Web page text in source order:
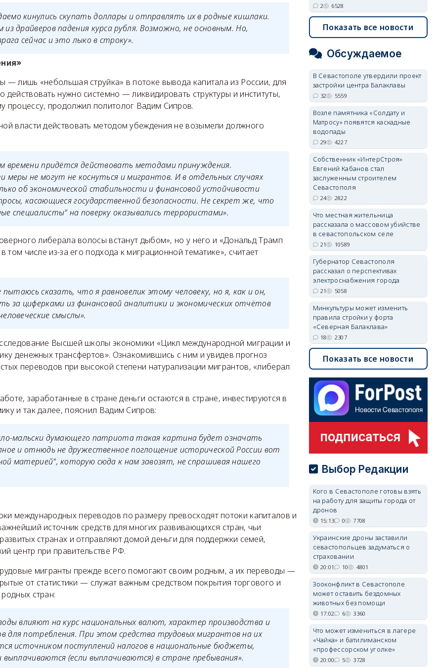
кинулись скупать доллары и отправлять их в родные кишлаки.
драйверов падения курса рубля. Возможно, не основным. Но,
сейчас и это лыко в строку».
— лишь «небольшая струйка» в потоке вывода капитала из России, для
действовать нужно системно — ликвидировать структуры и институты,
процессу, продолжил политолог Вадим Сипров.
власти действовать методом убеждения не возымели должного
времени придётся действовать методами принуждения.
меры не могут не коснуться и мигрантов. И в отдельных случаях
об экономической стабильности и финансовой устойчивости
касающиеся государственной безопасности. Не секрет же, что
специалисты" на поверку оказывались террористами».
либерала волосы встанут дыбом», но у него и «Дональд Трамп
том числе из-за его подхода к миграционной тематике», считает
пытаюсь сказать, что я равновелик этому человеку, но я, как и он,
за циферками из финансовой аналитики и экономических отчётов
смыслы».
Высшей школы экономики «Цикл международной миграции и
денежных трансфертов». Ознакомившись с ним и увидев прогноз
переводов при высокой степени натурализации мигрантов, «либерал
заработанные в стране деньги остаются в стране, инвестируются в
и так далее, пояснил Вадим Сипров:
мальски думающего патриота такая картина будет означать
и отнюдь не дружественное поглощение исторической России вот
материей", которую сюда к нам завозят, не спрашивая нашего
международных переводов по размеру превосходят потоки капиталов и
источник средств для многих развивающихся стран, чьи
странах и отправляют домой деньги для поддержки семей,
центр при правительстве РФ.
мигранты прежде всего помогают своим родным, а их переводы —
от статистики — служат важным средством покрытия торгового и
стран:
влияют на курс национальных валют, характер производства и
для потребления. При этом средства трудовых мигрантов на их
источником поступлений налогов в национальные бюджеты,
выплачиваются (если выплачиваются) в стране пребывания».
2 6528
Показать все новости
Обсуждаемое
В Севастополе утвердили проект
застройки центра Балаклавы
32 5559
Возле памятника «Солдату и
Матросу» появятся каскадные
водопады
29 4227
Собственник «ИнтерСтроя»
Евгений Кабанов стал
заслуженным строителем
Севастополя
24 2822
Что местная жительница
рассказала о массовом убийстве
в севастопольском селе
21 10589
Губернатор Севастополя
рассказал о перспективах
электроснабжения города
21 5058
Минкультуры может изменить
правила стройки у форта
«Северная Балаклава»
18 2307
Показать все новости
Выбор Редакции
Кого в Севастополе готовы взять
на работу для защиты города от
дронов
15:13 0 7708
Украинские дроны заставили
севастопольцев задуматься о
страховании
20:01 10 4801
Зооконфликт в Севастополе
может оставить бездомных
животных без помощи
17:02 6 3360
Что может измениться в лагере
«Чайка» и батилиманском
«профессорском уголке»
20:00 5 3728